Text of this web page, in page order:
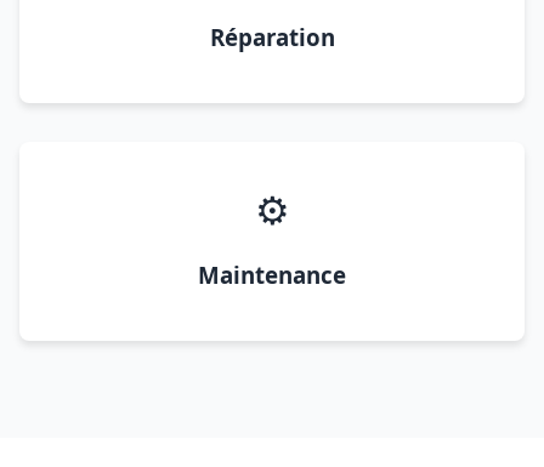
Réparation
⚙️
Maintenance